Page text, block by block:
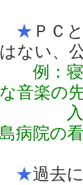
★ ＰＣ
ない、
例：
音楽の
院した
病院の
★過去